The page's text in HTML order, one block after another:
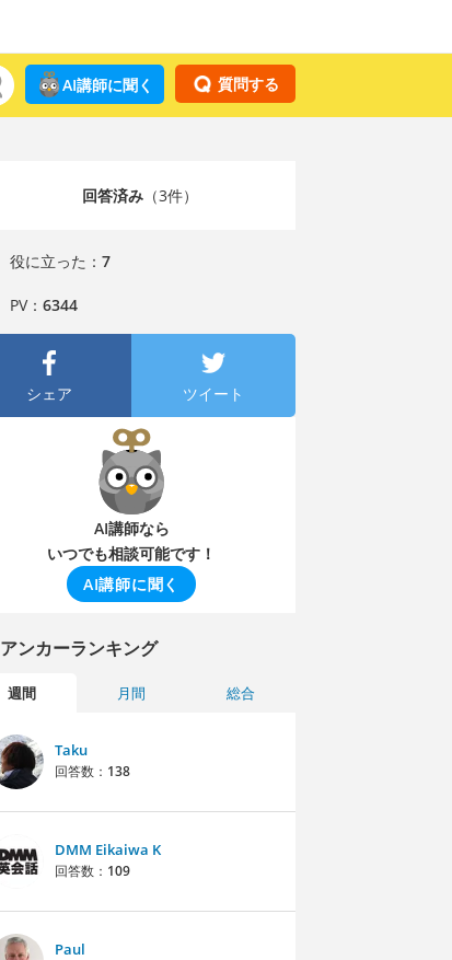
質問する
AI講師に聞く
回答済み（3件）
役に立った： 7
PV： 6344
シェア ツイート
AI講師なら
いつでも相談可能です！
AI講師に聞く
アンカーランキング
週間 月間 総合
Taku
回答数： 138
DMM Eikaiwa K
回答数： 109
Paul